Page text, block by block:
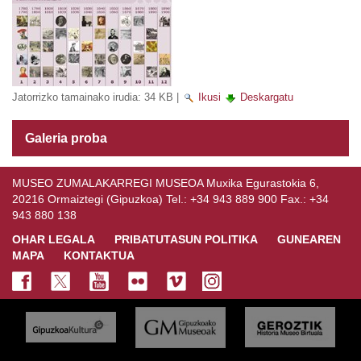
Jatorrizko tamainako irudia: 34 KB Ikusi Deskargatu
Galeria proba
MUSEO ZUMALAKARREGI MUSEOA Muxika Egurastokia 6,
20216 Ormaiztegi (Gipuzkoa) Tel.: +34 943 889 900 Fax.: +34
943 880 138
OHAR LEGALA
PRIBATUTASUN POLITIKA
GUNEAREN
MAPA
KONTAKTUA